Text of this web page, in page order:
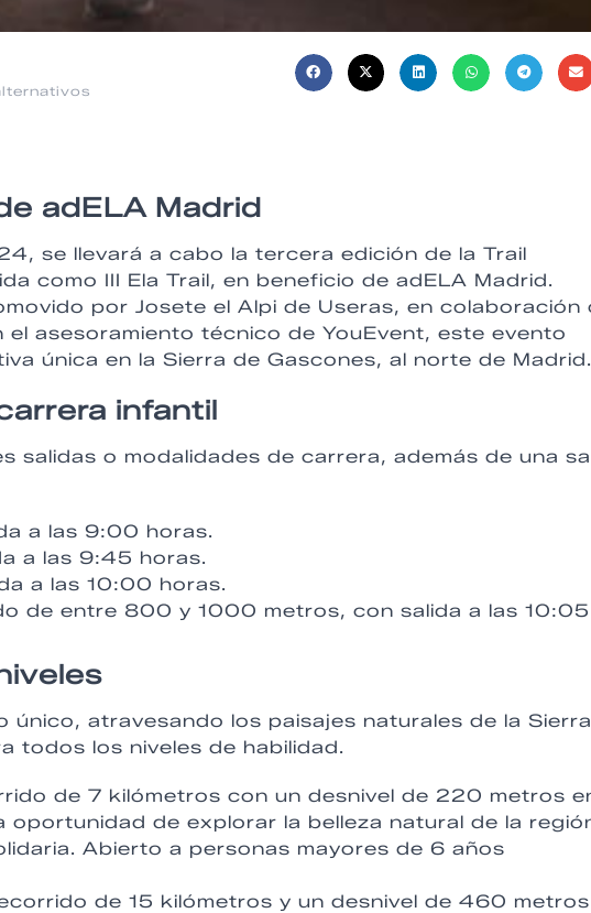
adELA Madrid
se llevará a cabo la tercera edición de la Trail
como III Ela Trail, en beneficio de adELA Madrid.
por Josete el Alpi de Useras, en colaboración
asesoramiento técnico de YouEvent, este evento
única en la Sierra de Gascones, al norte de Madrid.
infantil
salidas o modalidades de carrera, además de una
a las 9:00 horas.
a las 9:45 horas.
a las 10:00 horas.
de entre 800 y 1000 metros, con salida a las 10:05
atravesando los paisajes naturales de la
todos los niveles de habilidad.
de 7 kilómetros con un desnivel de 220 metros
de explorar la belleza natural de la
Abierto a personas mayores de 6 años
de 15 kilómetros y un desnivel de 460